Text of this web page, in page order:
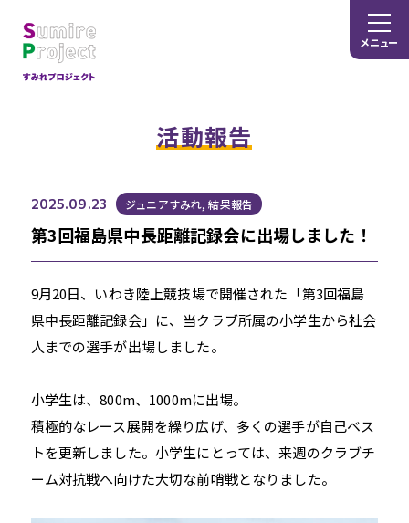
メニュー
活動報告
2025.09.23 ジュニアすみれ, 結果報告
第3回福島県中長距離記録会に出場しました！
9月20日、いわき陸上競技場で開催された「第3回福島
県中長距離記録会」に、当クラブ所属の小学生から社会
人までの選手が出場しました。
小学生は、800m、1000mに出場。
積極的なレース展開を繰り広げ、多くの選手が自己ベス
トを更新しました。小学生にとっては、来週のクラブチ
ーム対抗戦へ向けた大切な前哨戦となりました。